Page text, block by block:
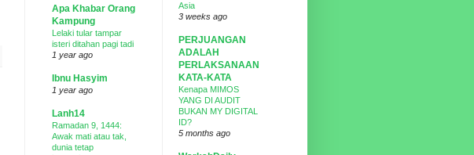
Apa Khabar Orang
Kampung
Lelaki tular tampar
isteri ditahan pagi tadi
1 year ago
Ibnu Hasyim
1 year ago
Lanh14
Ramadan 9, 1444:
Awak mati atau tak,
dunia tetap
Asia
3 weeks ago
PERJUANGAN
ADALAH
PERLAKSANAAN
KATA-KATA
Kenapa MIMOS
YANG DI AUDIT
BUKAN MY DIGITAL
ID?
5 months ago